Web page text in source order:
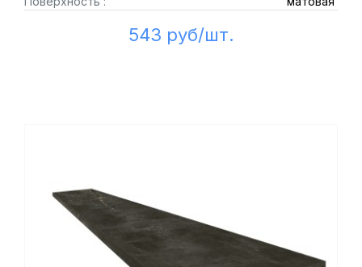
543 руб/шт.